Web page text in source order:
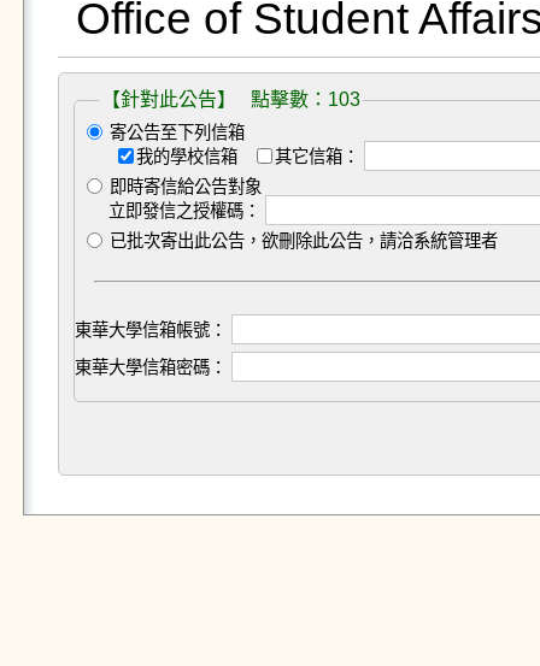
【針對此公告】 點擊數：103
寄公告至下列信箱
我的學校信箱
其它信箱：
即時寄信給公告對象
立即發信之授權碼：
已批次寄出此公告，欲刪除此公告，請洽系統管理者
東華大學信箱帳號：
東華大學信箱密碼：